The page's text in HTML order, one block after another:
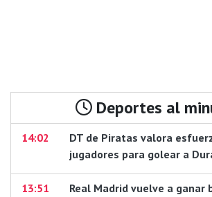
Deportes al
14:02
DT de Piratas valora
jugadores para golear a
13:51
Real Madrid vuelve a ganar